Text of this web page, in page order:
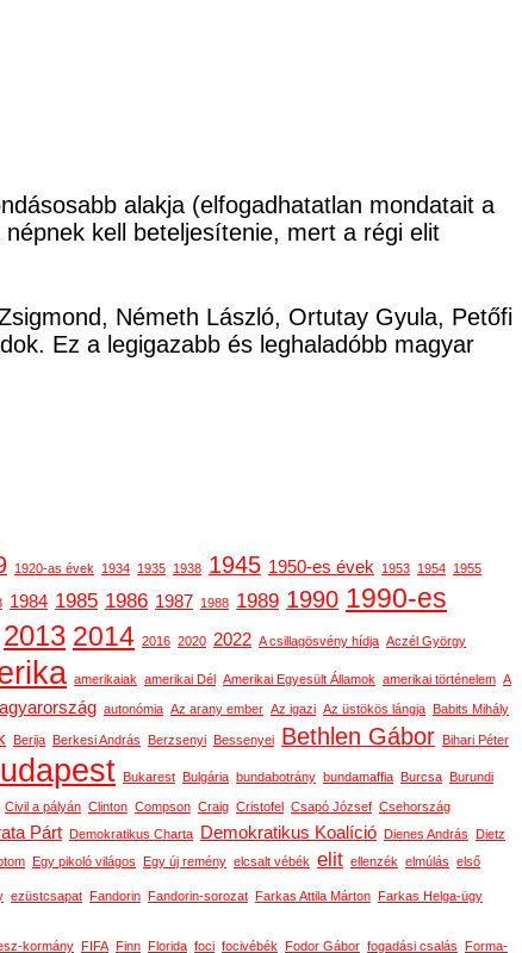
alakja (elfogadhatatlan mondatait a
kell beteljesítenie, mert a régi elit
Németh László, Ortutay Gyula, Petőfi
Ez a legigazabb és leghaladóbb magyar
1920-as évek 1934 1935 1938 1945 1950-es évek 1953 1954 1955
1984 1985 1986 1987 1988 1989 1990 1990-es
2013 2014 2016 2020 2022 A csillagösvény hídja Aczél György
amerikaiak amerikai Dél Amerikai Egyesült Államok amerikai történelem A
autonómia Az arany ember Az igazi Az üstökös lángja Babits Mihály
Berija Berkesi András Berzsenyi Bessenyei Bethlen Gábor Bihari Péter
Bukarest Bulgária bundabotrány bundamaffia Burcsa Burundi
Civil a pályán Clinton Compson Craig Cristofel Csapó József Csehország
Párt Demokratikus Charta Demokratikus Koalíció Dienes András Dietz
Egy pikoló világos Egy új remény elcsalt vébék elit ellenzék elmúlás első
ezüstcsapat Fandorin Fandorin-sorozat Farkas Attila Márton Farkas Helga-ügy
kormány FIFA Finn Florida foci focivébék Fodor Gábor fogadási csalás Forma-